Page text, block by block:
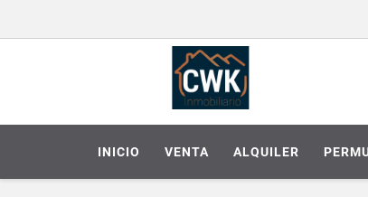
INICIO VENTA ALQUILER